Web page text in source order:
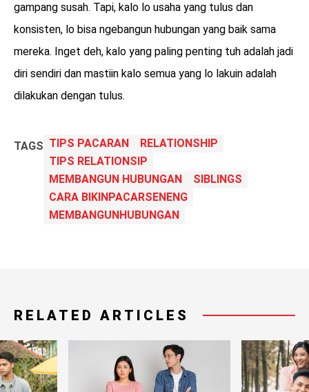
gampang susah. Tapi, kalo lo usaha yang tulus dan
konsisten, lo bisa ngebangun hubungan yang baik sama
mereka. Inget deh, kalo yang paling penting tuh adalah jadi
diri sendiri dan mastiin kalo semua yang lo lakuin adalah
dilakukan dengan tulus.
TAGS TIPS PACARAN
RELATIONSHIP
TIPS RELATIONSIP
MEMBANGUN HUBUNGAN
SIBLINGS
CARA BIKINPACARSENENG
MEMBANGUNHUBUNGAN
RELATED ARTICLES